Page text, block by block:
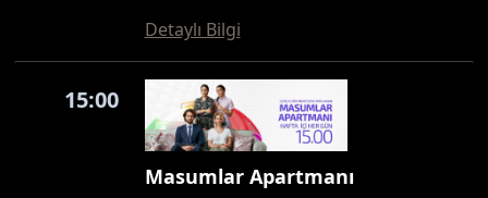
Detaylı Bilgi
15:00
Masumlar Apartmanı